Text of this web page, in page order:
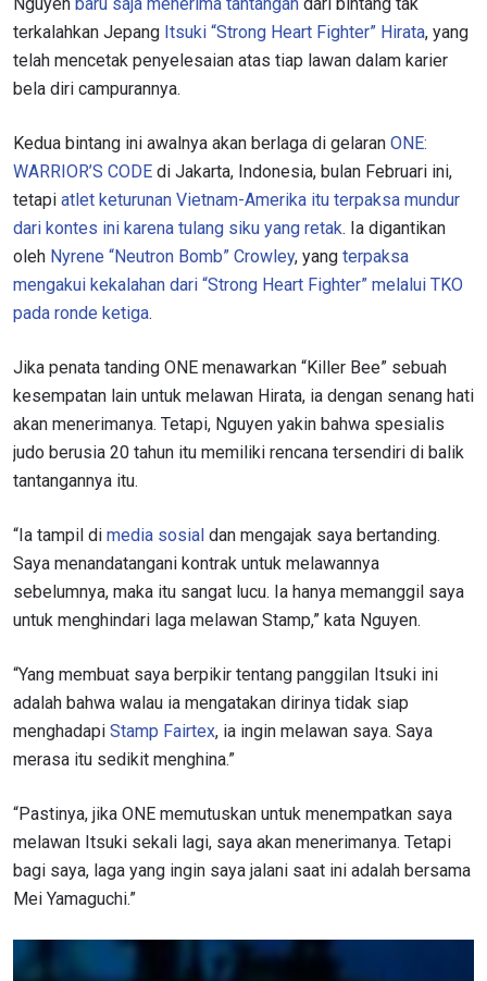
terkalahkan Jepang Itsuki “Strong Heart Fighter” Hirata, yang
telah mencetak penyelesaian atas tiap lawan dalam karier
bela diri campurannya.
Kedua bintang ini awalnya akan berlaga di gelaran ONE:
WARRIOR’S CODE di Jakarta, Indonesia, bulan Februari ini,
tetapi atlet keturunan Vietnam-Amerika itu terpaksa mundur
dari kontes ini karena tulang siku yang retak. Ia digantikan
oleh Nyrene “Neutron Bomb” Crowley, yang terpaksa
mengakui kekalahan dari “Strong Heart Fighter” melalui TKO
pada ronde ketiga.
Jika penata tanding ONE menawarkan “Killer Bee” sebuah
kesempatan lain untuk melawan Hirata, ia dengan senang hati
akan menerimanya. Tetapi, Nguyen yakin bahwa spesialis
judo berusia 20 tahun itu memiliki rencana tersendiri di balik
tantangannya itu.
“Ia tampil di media sosial dan mengajak saya bertanding.
Saya menandatangani kontrak untuk melawannya
sebelumnya, maka itu sangat lucu. Ia hanya memanggil saya
untuk menghindari laga melawan Stamp,” kata Nguyen.
“Yang membuat saya berpikir tentang panggilan Itsuki ini
adalah bahwa walau ia mengatakan dirinya tidak siap
menghadapi Stamp Fairtex, ia ingin melawan saya. Saya
merasa itu sedikit menghina.”
“Pastinya, jika ONE memutuskan untuk menempatkan saya
melawan Itsuki sekali lagi, saya akan menerimanya. Tetapi
bagi saya, laga yang ingin saya jalani saat ini adalah bersama
Mei Yamaguchi.”